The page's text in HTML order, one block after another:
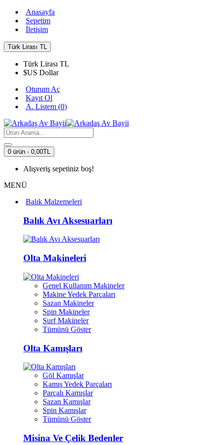
Anasayfa
Sepetim
İletişim
Türk Lirası TL
Türk Lirası TL
$US Dollar
Oturum Aç
Kayıt Ol
A. Listem (0)
0 ürün - 0,00TL
Alışveriş sepetiniz boş!
MENÜ
Balık Malzemeleri
Balık Avı Aksesuarları
Olta Makineleri
Genel Kullanım Makineler
Makine Yedek Parçaları
Sazan Makineler
Spin Makineler
Surf Makineler
Tümünü Göster
Olta Kamışları
Göl Kamışlar
Kamış Yedek Parçaları
Parçalı Kamışlar
Sazan Kamışlar
Spin Kamışlar
Tümünü Göster
Misina Ve Çelik Bedenler